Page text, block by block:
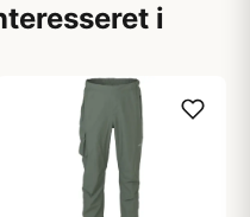
i